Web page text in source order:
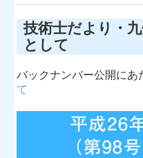
技術士だより・
として
バックナンバー公開に
て